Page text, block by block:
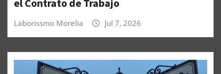
el Contrato de Trabajo
Laborissmo Morelia Jul 7, 2026